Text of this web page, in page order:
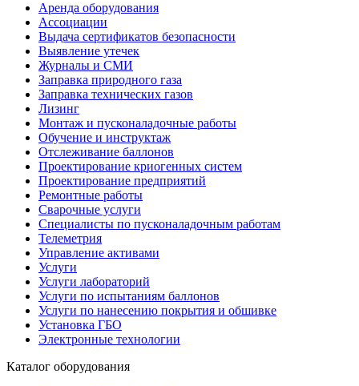
Аренда оборудования
Ассоциации
Выдача сертификатов безопасности
Выявление утечек
Журналы и СМИ
Заправка природного газа
Заправка технических газов
Лизинг
Монтаж и пусконаладочные работы
Обучение и инструктаж
Отслеживание баллонов
Проектирование криогенных систем
Проектирование предприятий
Ремонтные работы
Сварочные услуги
Специалисты по пусконаладочным работам
Телеметрия
Управление активами
Услуги
Услуги лабораторий
Услуги по испытаниям баллонов
Услуги по нанесению покрытия и обшивке
Установка ГБО
Электронные технологии
Каталог оборудования